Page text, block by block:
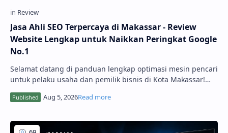
Jasa Ahli SEO Terpercaya di Makassar - Review
Website Lengkap untuk Naikkan Peringkat Google
No.1
Selamat datang di panduan lengkap optimasi mesin pencari
untuk pelaku usaha dan pemilik bisnis di Kota Makassar!
strategi pemasaran yang terukur. Melalui layanan Jasa Ahli